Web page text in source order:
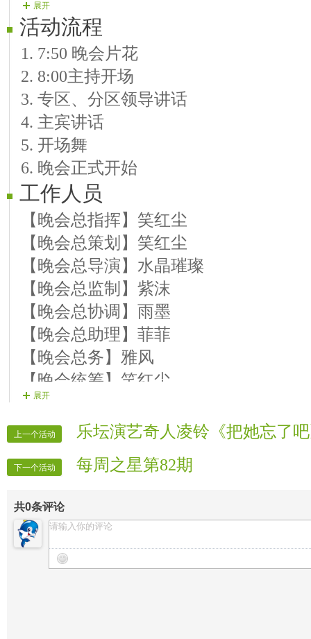
《1314的爱情》作词：紫沫/红蔷薇 作
红蔷薇
《曾经的爱恋》 作词：心境（树峰）
《秋天的谎言》 作词：轻轻/骄子 作曲
《那一年那场电影》作词：夏凉 作曲
《有爱的日子很幸福》 词曲,水晶璀璨
《相思的梦》 作词：雅风/西风 作曲：
《亲爱的我爱你》作词：雅风 作曲：
《寂寞行》 作词：遥远 作曲：朱兴明
《想你》 作词：遥远/紫沫 作曲：遥远
《轻轻的唱吧》 作词：轻风 作曲：雨
《母亲的泪》 作词：风筝 作曲：雨露
《你的我不明了》 作词：梦秋 作曲梦
《等不到的爱》词曲：张宏凯 梦秋 演
展开
活动流程
1. 7:50 晚会片花
2. 8:00主持开场
3. 专区、分区领导讲话
4. 主宾讲话
5. 开场舞
6. 晚会正式开始
工作人员
【晚会总指挥】笑红尘
【晚会总策划】笑红尘
【晚会总导演】水晶璀璨
【晚会总监制】紫沫
【晚会总协调】雨墨
【晚会总助理】菲菲
【晚会总务】雅风
【晚会统筹】笑红尘
【晚会总秩序】天涯
【晚会总联络】三少
【文本撰稿】笑红尘
【晚会主持】大厨 玉面天使
【片花播放】败家娘们 三少 唯一
【晚会广播】狐狸
【晚宾迎宾】全体管理
展开
上一个活动 乐坛演艺奇人凌铃《把她忘了
下一个活动 每周之星第82期
共0条评论